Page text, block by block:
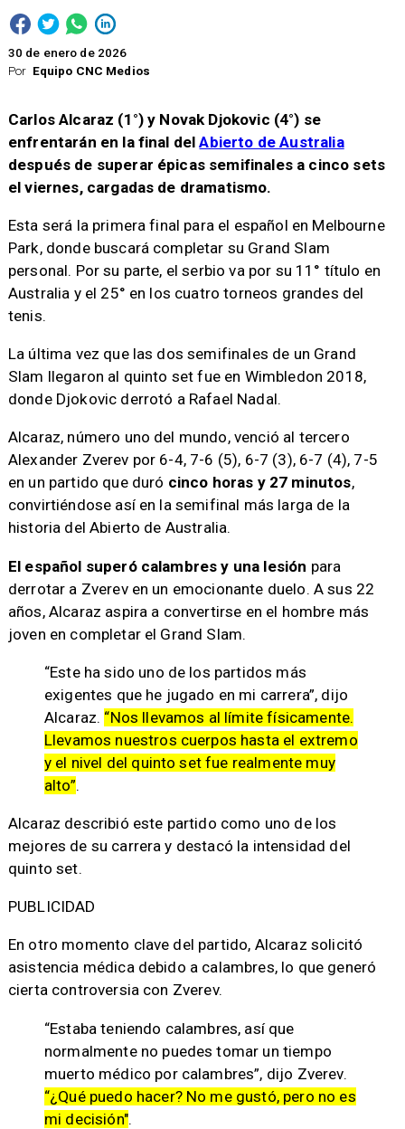
Por Equipo CNC Medios
30 de enero de 2026
Carlos Alcaraz (1°) y Novak Djokovic (4°) se
enfrentarán en la final delAbierto de Australia
después de superar épicas semifinales a cinco sets
el viernes, cargadas de dramatismo.
Esta será la primera final para el español en Melbourne
Park, donde buscará completar su Grand Slam
personal. Por su parte, el serbio va por su 11° título en
Australia y el 25° en los cuatro torneos grandes del
tenis.
La última vez que las dos semifinales de un Grand
Slam llegaron al quinto set fue en Wimbledon 2018,
donde Djokovic derrotó a Rafael Nadal.
Alcaraz, número uno del mundo, venció al tercero
Alexander Zverev por 6-4, 7-6 (5), 6-7 (3), 6-7 (4), 7-5
en un partido que duró cinco horas y 27 minutos,
convirtiéndose así en la semifinal más larga de la
historia del Abierto de Australia.
El español superó calambres y una lesión para
derrotar a Zverev en un emocionante duelo. A sus 22
años, Alcaraz aspira a convertirse en el hombre más
joven en completar el Grand Slam.
“Este ha sido uno de los partidos más
exigentes que he jugado en mi carrera”, dijo
Alcaraz. “Nos llevamos al límite físicamente.
Llevamos nuestros cuerpos hasta el extremo
y el nivel del quinto set fue realmente muy
alto”.
Alcaraz describió este partido como uno de los
mejores de su carrera y destacó la intensidad del
quinto set.
PUBLICIDAD
En otro momento clave del partido, Alcaraz solicitó
asistencia médica debido a calambres, lo que generó
cierta controversia con Zverev.
“Estaba teniendo calambres, así que
normalmente no puedes tomar un tiempo
muerto médico por calambres”, dijo Zverev.
“¿Qué puedo hacer? No me gustó, pero no es
mi decisión".